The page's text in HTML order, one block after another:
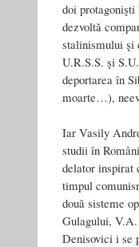
doi
dezvoltă
stalinismului şi
U.R.S.S. şi
deportarea în
moarte…),
Iar Vasily
studii în
delator inspirat
timpul
două sisteme
Gulagului,
Denisovici i se